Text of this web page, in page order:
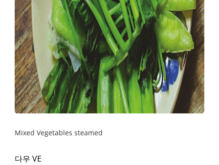
Mixed Vegetables steamed
다우 VE